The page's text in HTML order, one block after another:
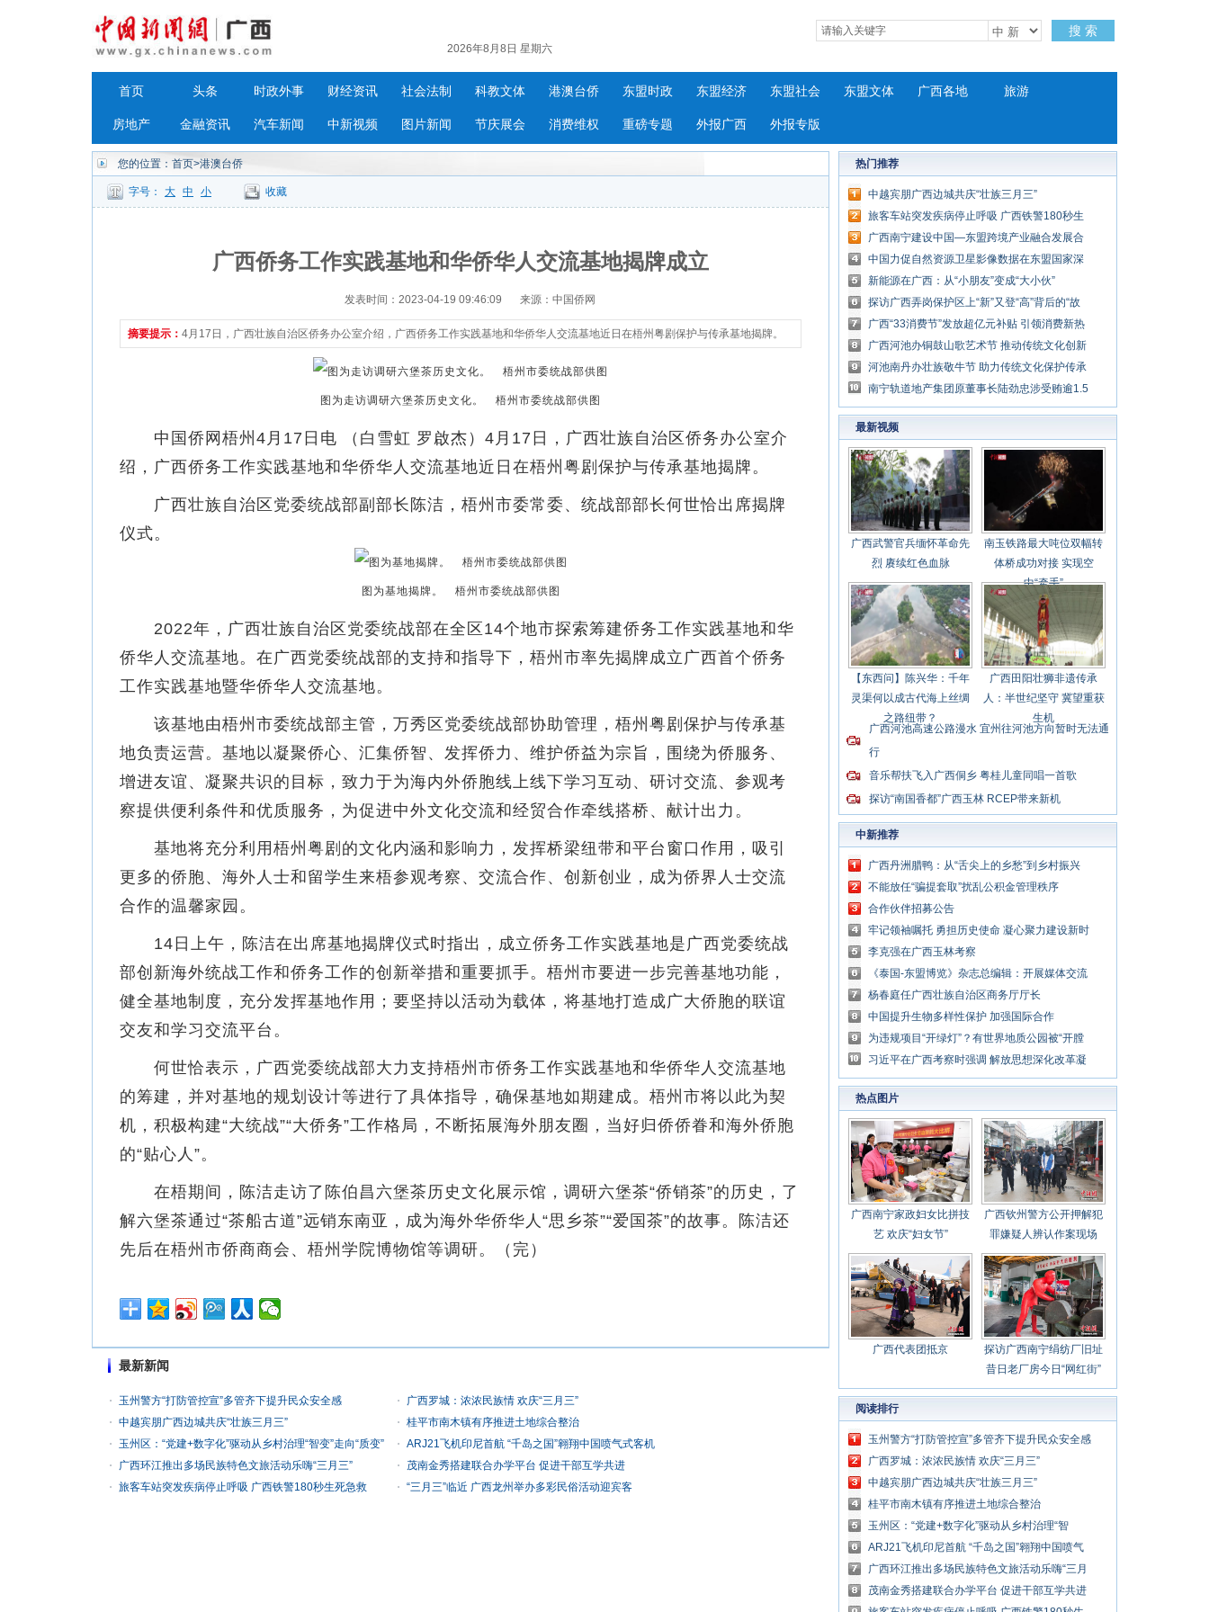
2026年8月8日 星期六
搜 索
首页 头条 时政外事 财经资讯 社会法制 科教文体 港澳台侨 东盟时政 东盟经济 东盟社会 东盟文体 广西各地 旅游
房地产 金融资讯 汽车新闻 中新视频 图片新闻 节庆展会 消费维权 重磅专题 外报广西 外报专版
您的位置： 首页>港澳台侨
字号： 大 中 小 收藏
广西侨务工作实践基地和华侨华人交流基地揭牌成立
发表时间：2023-04-19 09:46:09 来源：中国侨网
摘要提示： 4月17日，广西壮族自治区侨务办公室介绍，广西侨务工作实践基地和华侨华人交流基地近日在梧州粤剧保护与传承基地揭牌。
图为走访调研六堡茶历史文化。 梧州市委统战部供图
中国侨网梧州4月17日电 （白雪虹 罗啟杰）4月17日，广西壮族自治区侨务办公室介
绍，广西侨务工作实践基地和华侨华人交流基地近日在梧州粤剧保护与传承基地揭牌。
广西壮族自治区党委统战部副部长陈洁，梧州市委常委、统战部部长何世恰出席揭牌
仪式。
图为基地揭牌。 梧州市委统战部供图
2022年，广西壮族自治区党委统战部在全区14个地市探索筹建侨务工作实践基地和华
侨华人交流基地。在广西党委统战部的支持和指导下，梧州市率先揭牌成立广西首个侨务
工作实践基地暨华侨华人交流基地。
该基地由梧州市委统战部主管，万秀区党委统战部协助管理，梧州粤剧保护与传承基
地负责运营。基地以凝聚侨心、汇集侨智、发挥侨力、维护侨益为宗旨，围绕为侨服务、
增进友谊、凝聚共识的目标，致力于为海内外侨胞线上线下学习互动、研讨交流、参观考
察提供便利条件和优质服务，为促进中外文化交流和经贸合作牵线搭桥、献计出力。
基地将充分利用梧州粤剧的文化内涵和影响力，发挥桥梁纽带和平台窗口作用，吸引
更多的侨胞、海外人士和留学生来梧参观考察、交流合作、创新创业，成为侨界人士交流
合作的温馨家园。
14日上午，陈洁在出席基地揭牌仪式时指出，成立侨务工作实践基地是广西党委统战
部创新海外统战工作和侨务工作的创新举措和重要抓手。梧州市要进一步完善基地功能，
健全基地制度，充分发挥基地作用；要坚持以活动为载体，将基地打造成广大侨胞的联谊
交友和学习交流平台。
何世恰表示，广西党委统战部大力支持梧州市侨务工作实践基地和华侨华人交流基地
的筹建，并对基地的规划设计等进行了具体指导，确保基地如期建成。梧州市将以此为契
机，积极构建“大统战”“大侨务”工作格局，不断拓展海外朋友圈，当好归侨侨眷和海外侨胞
的“贴心人”。
在梧期间，陈洁走访了陈伯昌六堡茶历史文化展示馆，调研六堡茶“侨销茶”的历史，了
解六堡茶通过“茶船古道”远销东南亚，成为海外华侨华人“思乡茶”“爱国茶”的故事。陈洁还
先后在梧州市侨商商会、梧州学院博物馆等调研。（完）
最新新闻
玉州警方“打防管控宣”多管齐下提升民众安全感
广西罗城：浓浓民族情 欢庆“三月三”
中越宾朋广西边城共庆“壮族三月三”
桂平市南木镇有序推进土地综合整治
玉州区：“党建+数字化”驱动从乡村治理“智变”走向“质变”
ARJ21飞机印尼首航 “千岛之国”翱翔中国喷气式客机
广西环江推出多场民族特色文旅活动乐嗨“三月三”
茂南金秀搭建联合办学平台 促进干部互学共进
旅客车站突发疾病停止呼吸 广西铁警180秒生死急救
“三月三”临近 广西龙州举办多彩民俗活动迎宾客
热门推荐
中越宾朋广西边城共庆“壮族三月三”
旅客车站突发疾病停止呼吸 广西铁警180秒生
死急救
广西南宁建设中国—东盟跨境产业融合发展合
作区
中国力促自然资源卫星影像数据在东盟国家深
度应用
新能源在广西：从“小朋友”变成“大小伙”
探访广西弄岗保护区上“新”又登“高”背后的“故
事”
广西“33消费节”发放超亿元补贴 引领消费新热
潮
广西河池办铜鼓山歌艺术节 推动传统文化创新
发展
河池南丹办壮族敬牛节 助力传统文化保护传承
南宁轨道地产集团原董事长陆劲忠涉受贿逾1.5
亿元受审
最新视频
广西武警官兵缅怀革命先
烈 赓续红色血脉
南玉铁路最大吨位双幅转
体桥成功对接 实现空
中“牵手”
【东西问】陈兴华：千年
灵渠何以成古代海上丝绸
之路纽带？
广西田阳壮狮非遗传承
人：半世纪坚守 冀望重获
生机
广西河池高速公路漫水 宜州往河池方向暂时无法通
行
音乐帮扶飞入广西侗乡 粤桂儿童同唱一首歌
探访“南国香都”广西玉林 RCEP带来新机
中新推荐
广西丹洲腊鸭：从“舌尖上的乡愁”到乡村振兴
的“利器”
不能放任“骗提套取”扰乱公积金管理秩序
合作伙伴招募公告
牢记领袖嘱托 勇担历史使命 凝心聚力建设新时
代中国特色社会主义壮美广西
李克强在广西玉林考察
《泰国-东盟博览》杂志总编辑：开展媒体交流
讲好中国与东盟合作故事
杨春庭任广西壮族自治区商务厅厅长
中国提升生物多样性保护 加强国际合作
为违规项目“开绿灯”？有世界地质公园被“开膛
破肚”
习近平在广西考察时强调 解放思想深化改革凝
心聚力担当实干 建设新时代中国特色社会主义
壮美
热点图片
广西南宁家政妇女比拼技
艺 欢庆“妇女节”
广西钦州警方公开押解犯
罪嫌疑人辨认作案现场
广西代表团抵京
探访广西南宁绢纺厂旧址
昔日老厂房今日“网红街”
阅读排行
玉州警方“打防管控宣”多管齐下提升民众安全感
广西罗城：浓浓民族情 欢庆“三月三”
中越宾朋广西边城共庆“壮族三月三”
桂平市南木镇有序推进土地综合整治
玉州区：“党建+数字化”驱动从乡村治理“智
变”走向“质变”
ARJ21飞机印尼首航 “千岛之国”翱翔中国喷气
式客机
广西环江推出多场民族特色文旅活动乐嗨“三月
三”
茂南金秀搭建联合办学平台 促进干部互学共进